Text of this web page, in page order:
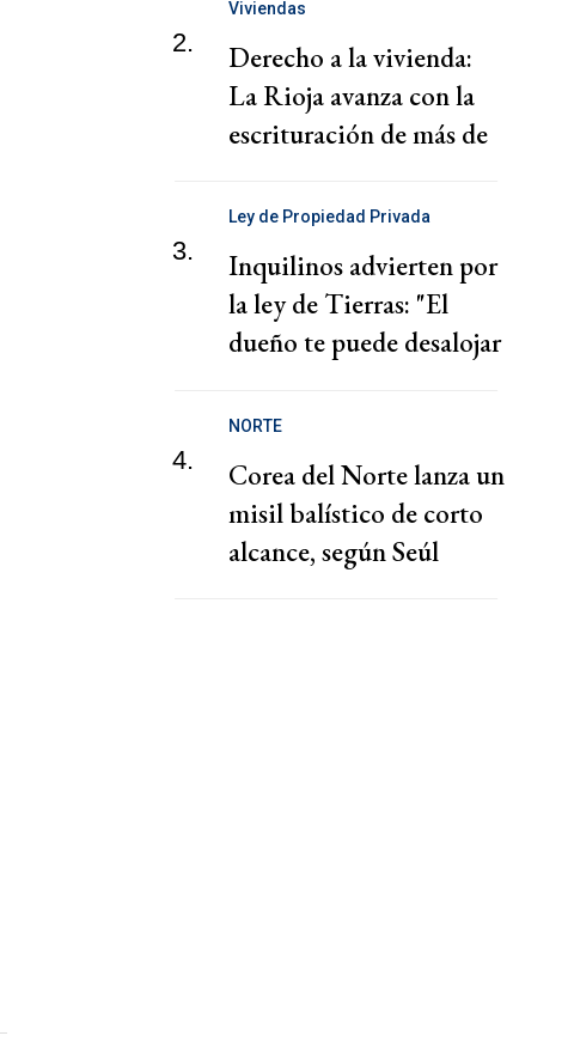
2.
Viviendas
Derecho a la vivienda:
La Rioja avanza con la
escrituración de más de
3.
Ley de Propiedad Privada
Inquilinos advierten por
la ley de Tierras: "El
dueño te puede desalojar
4.
NORTE
Corea del Norte lanza un
misil balístico de corto
alcance, según Seúl